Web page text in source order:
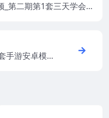
_第二期第1套三天学会易
手游安卓模